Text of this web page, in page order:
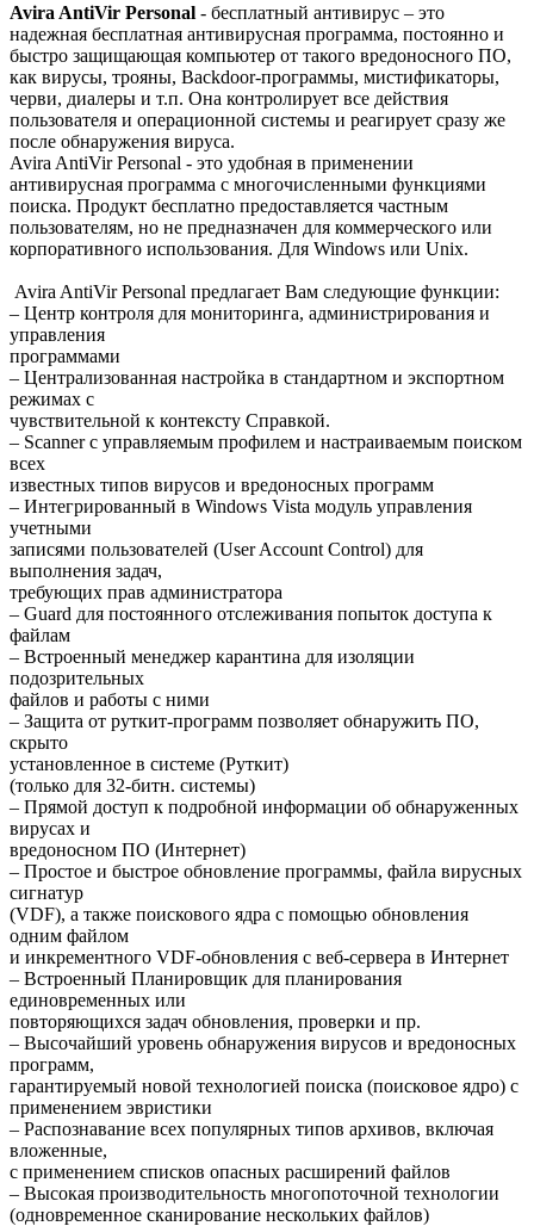
Avira AntiVir Personal - бесплатный антивирус – это
надежная бесплатная антивирусная программа, постоянно и
быстро защищающая компьютер от такого вредоносного ПО,
как вирусы, трояны, Backdoor-программы, мистификаторы,
черви, диалеры и т.п. Она контролирует все действия
пользователя и операционной системы и реагирует сразу же
после обнаружения вируса.
Avira AntiVir Personal - это удобная в применении
антивирусная программа с многочисленными функциями
поиска. Продукт бесплатно предоставляется частным
пользователям, но не предназначен для коммерческого или
корпоративного использования. Для Windows или Unix.
Avira AntiVir Personal предлагает Вам следующие функции:
– Центр контроля для мониторинга, администрирования и
управления
программами
– Централизованная настройка в стандартном и экспортном
режимах с
чувствительной к контексту Справкой.
– Scanner с управляемым профилем и настраиваемым поиском
всех
известных типов вирусов и вредоносных программ
– Интегрированный в Windows Vista модуль управления
учетными
записями пользователей (User Account Control) для
выполнения задач,
требующих прав администратора
– Guard для постоянного отслеживания попыток доступа к
файлам
– Встроенный менеджер карантина для изоляции
подозрительных
файлов и работы с ними
– Защита от руткит-программ позволяет обнаружить ПО,
скрыто
установленное в системе (Руткит)
(только для 32-битн. системы)
– Прямой доступ к подробной информации об обнаруженных
вирусах и
вредоносном ПО (Интернет)
– Простое и быстрое обновление программы, файла вирусных
сигнатур
(VDF), а также поискового ядра с помощью обновления
одним файлом
и инкрементного VDF-обновления с веб-сервера в Интернет
– Встроенный Планировщик для планирования
единовременных или
повторяющихся задач обновления, проверки и пр.
– Высочайший уровень обнаружения вирусов и вредоносных
программ,
гарантируемый новой технологией поиска (поисковое ядро) с
применением эвристики
– Распознавание всех популярных типов архивов, включая
вложенные,
с применением списков опасных расширений файлов
– Высокая производительность многопоточной технологии
(одновременное сканирование нескольких файлов)